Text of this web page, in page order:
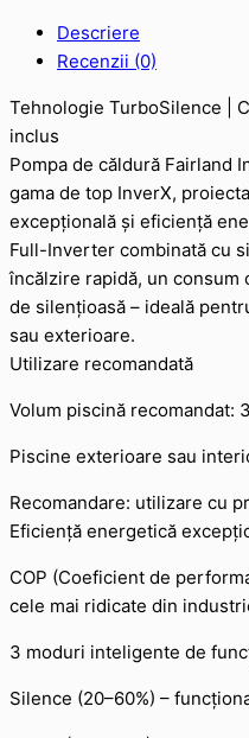
Descriere
Recenzii (0)
Tehnologie TurboSilence |
inclus
Pompa de căldură Fairland
gama de top InverX,
excepțională și eficiență
Full-Inverter combinată cu
încălzire rapidă, un
de silențioasă – ideală
sau exterioare.
Utilizare recomandată
Volum piscină recomandat:
Piscine exterioare sau
Recomandare: utilizare cu
Eficiență energetică
COP (Coeficient de
cele mai ridicate din
3 moduri inteligente de
Silence (20–60%) –